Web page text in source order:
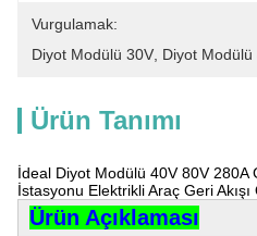
Vurgulamak:
Diyot Modülü 30V Diyot Modülü
Ürün Tanımı
İdeal Diyot Modülü 40V 80V 280A
İstasyonu Elektrikli Araç Geri
Ürün Açıklaması